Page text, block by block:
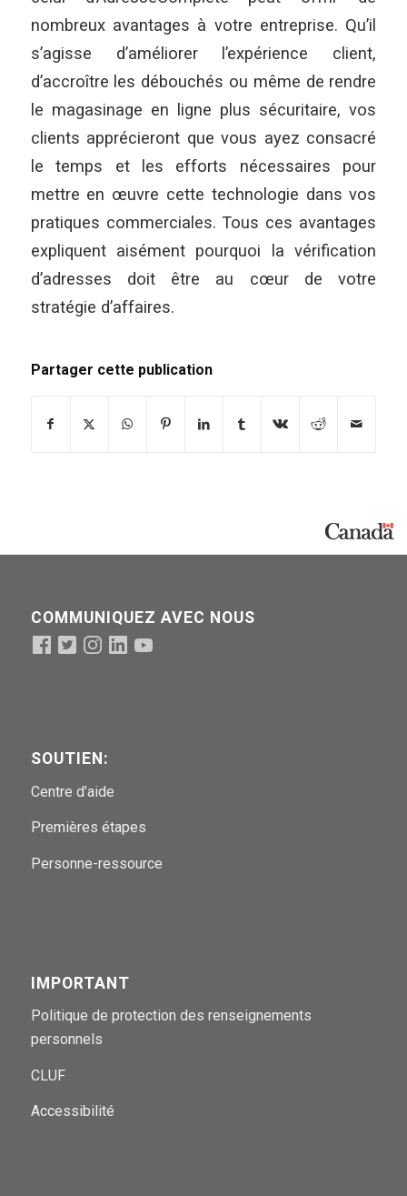
nombreux avantages à votre entreprise. Qu’il
s’agisse d’améliorer l’expérience client,
d’accroître les débouchés ou même de rendre
le magasinage en ligne plus sécuritaire, vos
clients apprécieront que vous ayez consacré
le temps et les efforts nécessaires pour
mettre en œuvre cette technologie dans vos
pratiques commerciales. Tous ces avantages
expliquent aisément pourquoi la vérification
d’adresses doit être au cœur de votre
stratégie d’affaires.
Partager cette publication
COMMUNIQUEZ AVEC NOUS
SOUTIEN:
Centre d’aide
Premières étapes
Personne-ressource
IMPORTANT
Politique de protection des renseignements
personnels
CLUF
Accessibilité